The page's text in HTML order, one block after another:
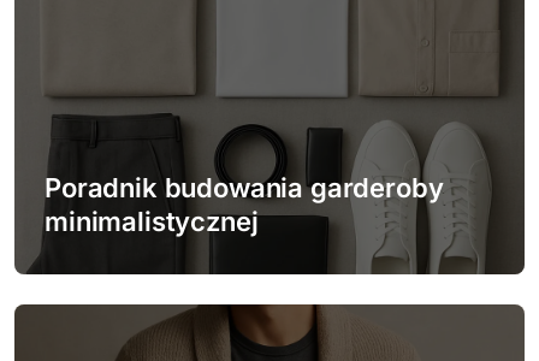
Poradnik budowania garderoby
minimalistycznej